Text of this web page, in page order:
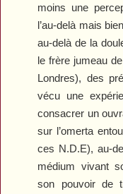
moins une
l’au-delà mais
au-delà de la
le frère jumeau
Londres), des
vécu une
consacrer un
sur l’omerta
ces N.D.E), au-
médium vivant
son pouvoir de